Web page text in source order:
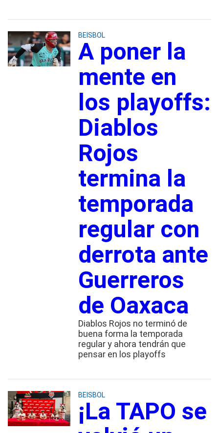
BEISBOL
A poner la
mente en
los playoffs:
Diablos
Rojos
termina la
temporada
regular con
derrota ante
Guerreros
de Oaxaca
Diablos Rojos no terminó de
buena forma la temporada
regular y ahora tendrán que
pensar en los playoffs
BEISBOL
¡La TAPO se